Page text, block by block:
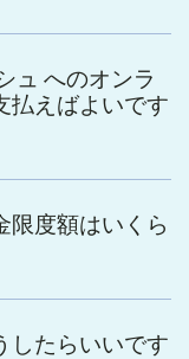
ュ へのオンラ
払えばよいです
限度額はいくら
したらいいです